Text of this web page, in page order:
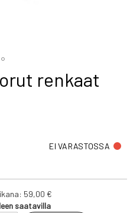
renkaat
EI VARASTOSSA
59,00 €
saatavilla